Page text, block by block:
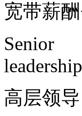
宽带薪
Senior
leadership
高层领导